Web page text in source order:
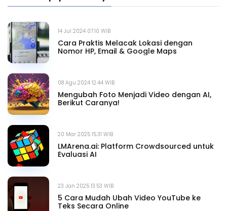
14 Jul 2024 07.10 WIB
Cara Praktis Melacak Lokasi dengan
Nomor HP, Email & Google Maps
08 Agu 2024 12.44 WIB
Mengubah Foto Menjadi Video dengan AI,
Berikut Caranya!
20 Mar 2025 15.31 WIB
LMArena.ai: Platform Crowdsourced untuk
Evaluasi AI
23 Jan 2025 13.53 WIB
5 Cara Mudah Ubah Video YouTube ke
Teks Secara Online